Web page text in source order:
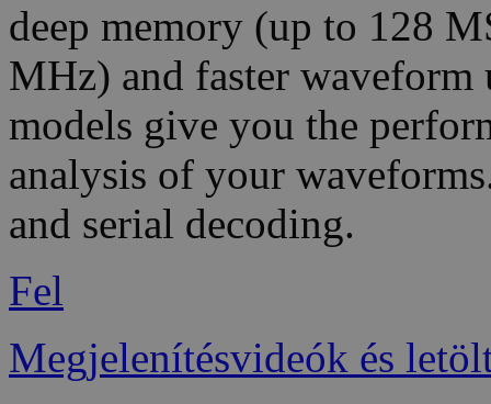
deep memory (up to 128
MHz) and faster waveform
models give you the
analysis of your
and serial decoding.
Fel
Megjelenítésvideók és